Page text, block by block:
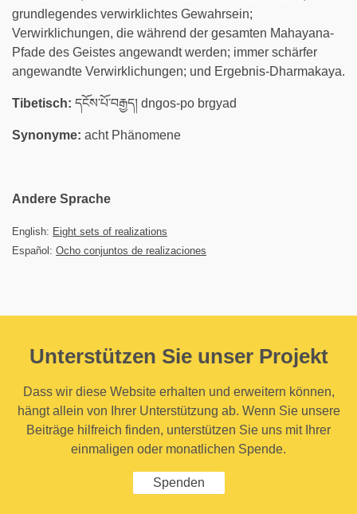
grundlegendes verwirklichtes Gewahrsein;
Verwirklichungen, die während der gesamten Mahayana-
Pfade des Geistes angewandt werden; immer schärfer
angewandte Verwirklichungen; und Ergebnis-Dharmakaya.
Tibetisch: དངོས་པོ་བརྒྱད། dngos-po brgyad
Synonyme: acht Phänomene
Andere Sprache
English: Eight sets of realizations
Español: Ocho conjuntos de realizaciones
Unterstützen Sie unser Projekt
Dass wir diese Website erhalten und erweitern können,
hängt allein von Ihrer Unterstützung ab. Wenn Sie unsere
Beiträge hilfreich finden, unterstützen Sie uns mit Ihrer
einmaligen oder monatlichen Spende.
Spenden